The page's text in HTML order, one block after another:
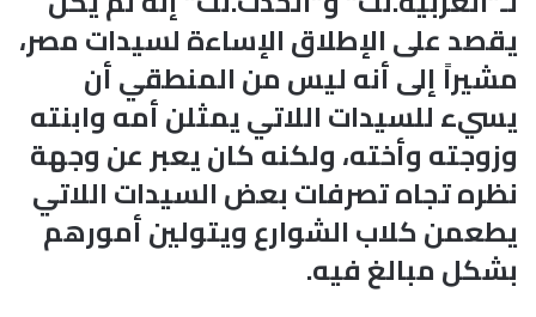
يقصد على الإطلاق الإساءة لسيدات مصر،
مشيراً إلى أنه ليس من المنطقي أن
يسيء للسيدات اللاتي يمثلن أمه وابنته
وزوجته وأخته، ولكنه كان يعبر عن وجهة
نظره تجاه تصرفات بعض السيدات اللاتي
يطعمن كلاب الشوارع ويتولين أمورهم
بشكل مبالغ فيه.